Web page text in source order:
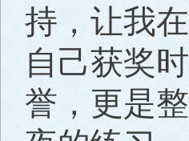
持，让我
自己获奖
誉，更是